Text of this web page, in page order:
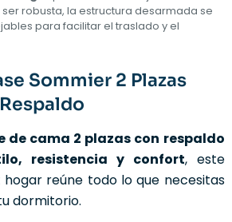
ser robusta, la estructura desarmada se
para facilitar el traslado y el
Sommier 2 Plazas
de cama 2 plazas con respaldo
resistencia y confort, este
reúne todo lo que necesitas
dormitorio.